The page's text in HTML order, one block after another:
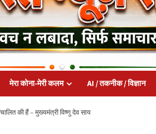
मेरा कोना-मेरी कलम AI / तकनीक / विज्ञान
की हैं – मुख्यमंत्री विष्णु देव साय